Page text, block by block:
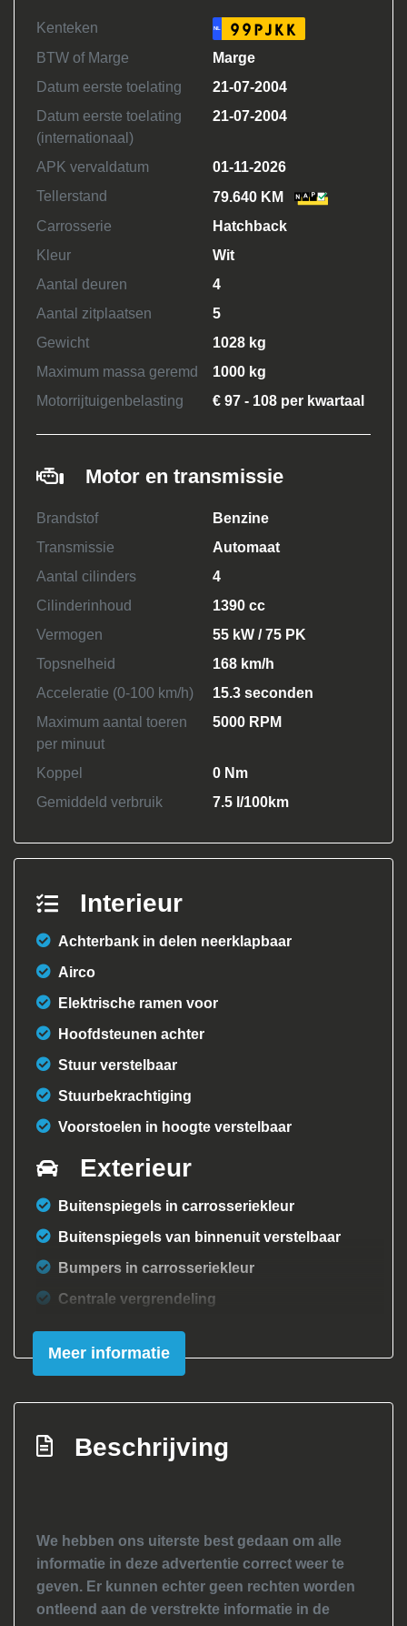
Kenteken NL 99PJKK
BTW of Marge
Marge
Datum eerste toelating
21-07-2004
Datum eerste toelating
(internationaal)
21-07-2004
APK vervaldatum
01-11-2026
Tellerstand
79.640 KM
Carrosserie
Hatchback
Kleur
Wit
Aantal deuren
4
Aantal zitplaatsen
5
Gewicht
1028 kg
Maximum massa geremd
1000 kg
Motorrijtuigenbelasting
€ 97 - 108 per kwartaal
Motor en transmissie
Brandstof
Benzine
Transmissie
Automaat
Aantal cilinders
4
Cilinderinhoud
1390 cc
Vermogen
55 kW / 75 PK
Topsnelheid
168 km/h
Acceleratie (0-100 km/h)
15.3 seconden
Maximum aantal toeren
per minuut
5000 RPM
Koppel
0 Nm
Gemiddeld verbruik
7.5 l/100km
Interieur
Achterbank in delen neerklapbaar
Airco
Elektrische ramen voor
Hoofdsteunen achter
Stuur verstelbaar
Stuurbekrachtiging
Voorstoelen in hoogte verstelbaar
Exterieur
Buitenspiegels in carrosseriekleur
Buitenspiegels van binnenuit verstelbaar
Bumpers in carrosseriekleur
Centrale vergrendeling
Warmtewerend glas
Overige
Bestuurdersairbag
Meer informatie
Beschrijving
We hebben ons uiterste best gedaan om alle
informatie in deze advertentie correct weer te
geven. Er kunnen echter geen rechten worden
ontleend aan de verstrekte informatie in de